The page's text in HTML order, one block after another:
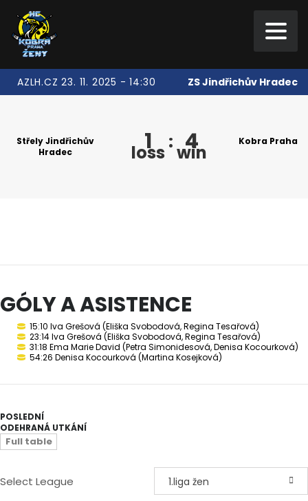
AZLH.CZ 23. 11. 2025 - 14:30 ZS Jindřichův Hradec
Střely Jindřichův
Hradec
1
loss : 4
win Kobra Praha
GÓLY A ASISTENCE
15:10 Iva Grešová (Eliška Svobodová, Regina Tesařová)
23:14 Iva Grešová (Eliška Svobodová, Regina Tesařová)
31:18 Ema Marie David (Petra Simonidesová, Denisa Kocourková)
54:26 Denisa Kocourková (Martina Kosejková)
POSLEDNÍ
ODEHRANÁ UTKÁNÍ
Full table
Select League 1.liga žen